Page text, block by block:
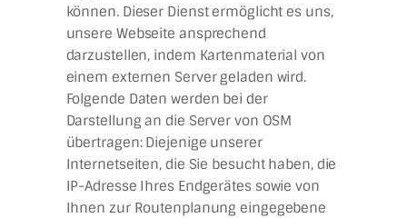
können. Dieser Dienst ermöglicht es uns,
unsere Webseite ansprechend
darzustellen, indem Kartenmaterial von
einem externen Server geladen wird.
Folgende Daten werden bei der
Darstellung an die Server von OSM
übertragen: Diejenige unserer
Internetseiten, die Sie besucht haben, die
IP-Adresse Ihres Endgerätes sowie von
Ihnen zur Routenplanung eingegebene